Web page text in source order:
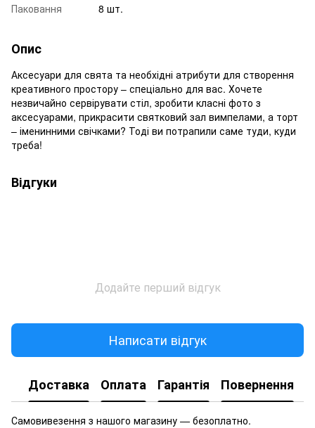
Паковання
8 шт.
Опис
Аксесуари для свята та необхідні атрибути для створення
креативного простору – спеціально для вас. Хочете
незвичайно сервірувати стіл, зробити класні фото з
аксесуарами, прикрасити святковий зал вимпелами, а торт
– іменинними свічками? Тоді ви потрапили саме туди, куди
треба!
Відгуки
Додайте перший відгук
Написати відгук
Доставка Оплата Гарантія Повернення
Самовивезення з нашого магазину — безоплатно.